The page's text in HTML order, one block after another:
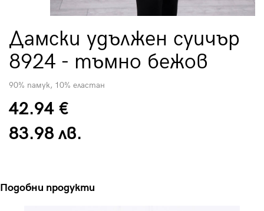
Дамски удължен суичър
8924 - тъмно бежов
90% памук, 10% еластан
42.94 €
83.98 лв.
Подобни продукти